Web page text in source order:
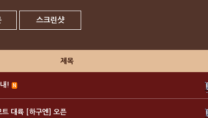
스크린샷
제목
! N
대륙 [하구엔] 오픈